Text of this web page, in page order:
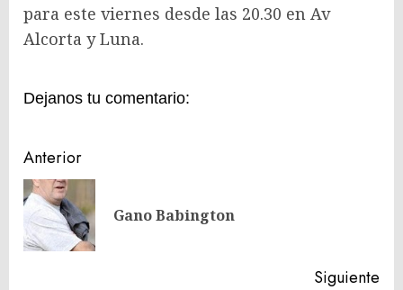
para este viernes desde las 20.30 en Av
Alcorta y Luna.
Dejanos tu comentario:
Navegación
de
entradas
Anterior
Gano Babington
Siguiente